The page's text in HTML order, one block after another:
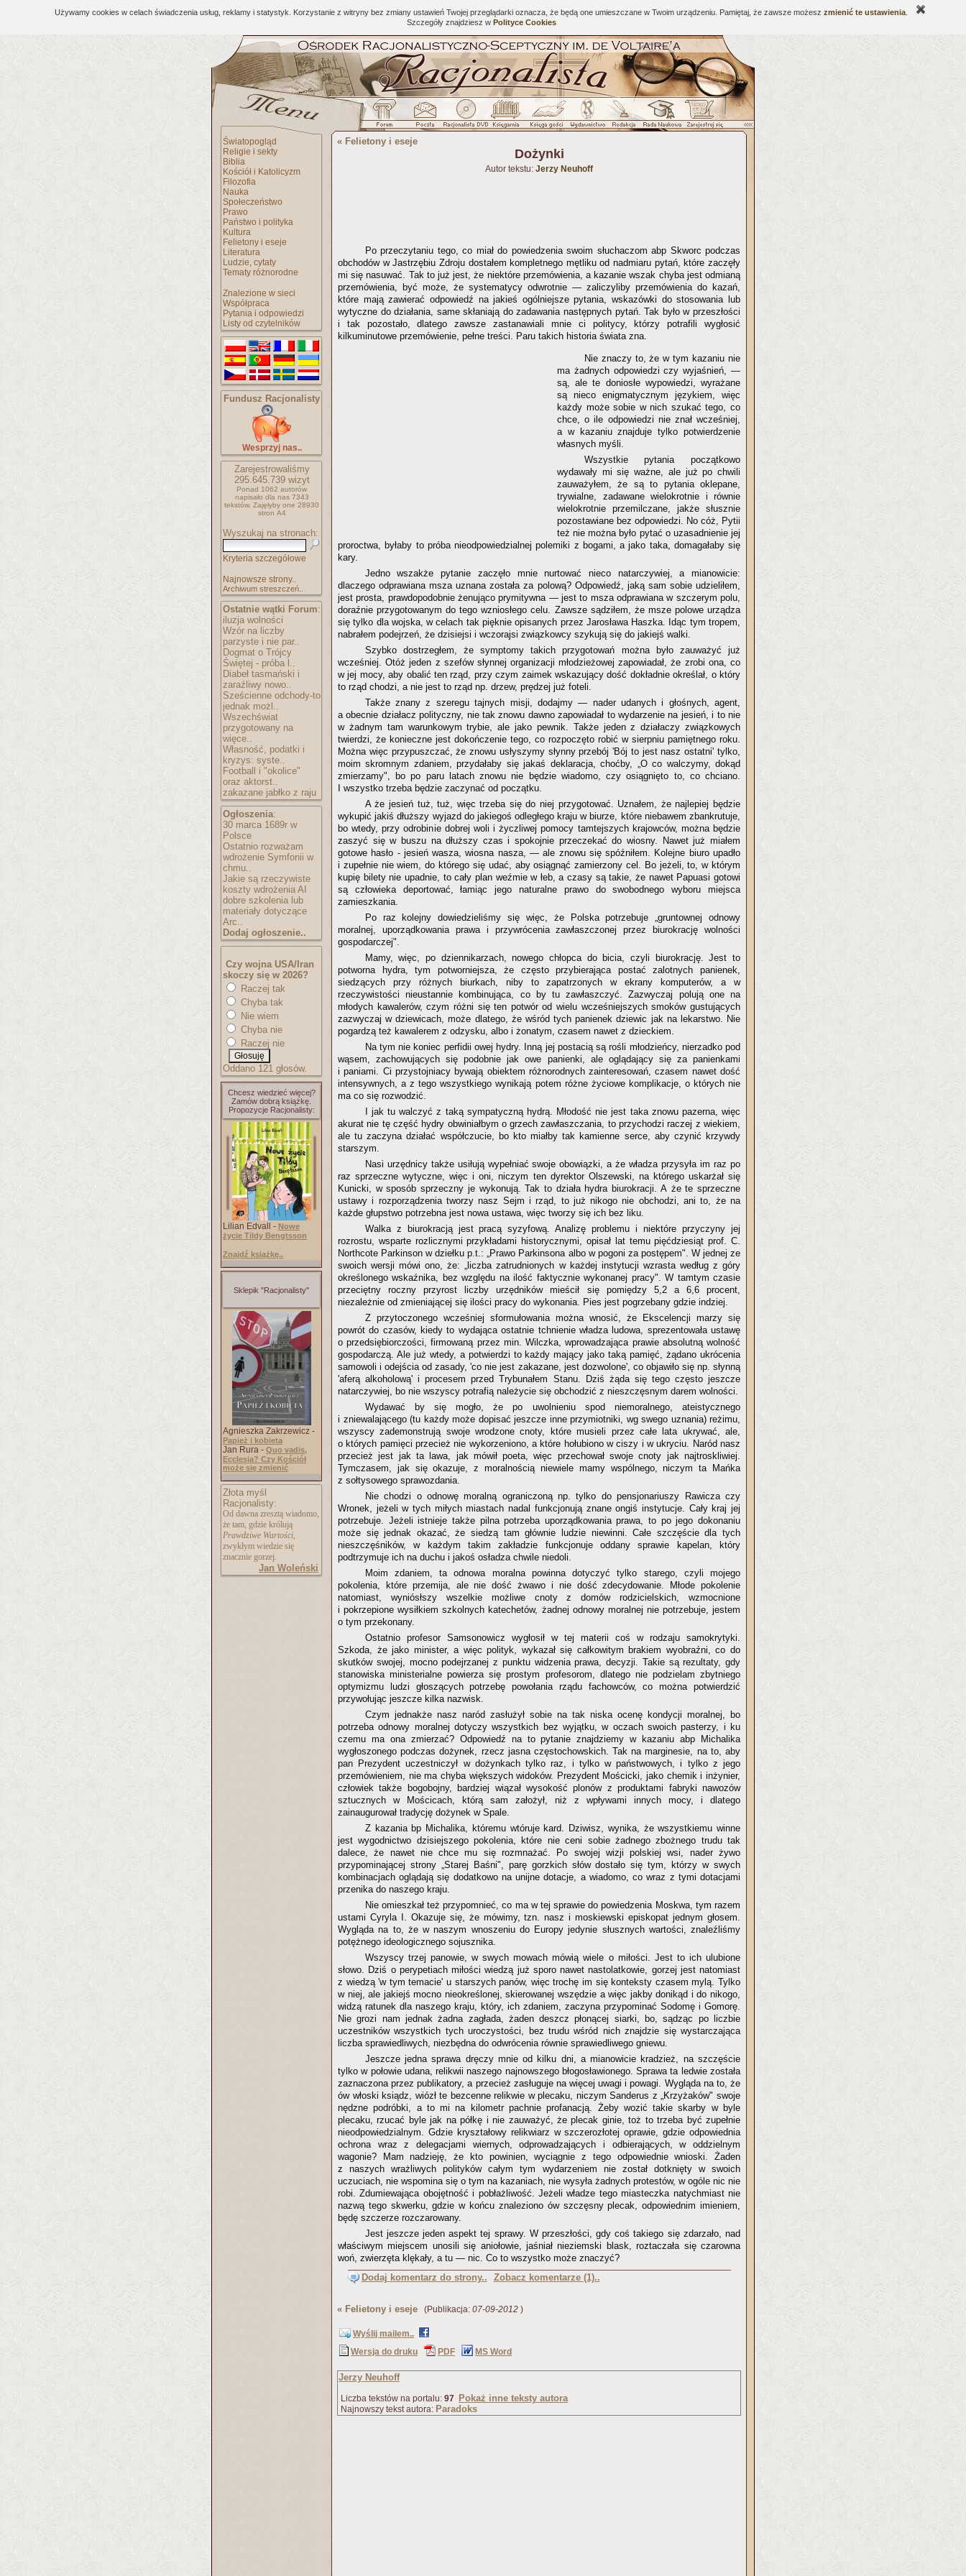
Używamy cookies w celach świadczenia usług, reklamy i statystyk. Korzystanie z witryny bez zmiany ustawień Twojej przeglądarki oznacza, że będą one umieszczane w Twoim urządzeniu. Pamiętaj, że zawsze możesz zmienić te ustawienia
Szczegóły znajdziesz w Polityce Cookies
Światopogląd
Religie i sekty
Biblia
Kościół i Katolicyzm
Filozofia
Nauka
Społeczeństwo
Prawo
Państwo i polityka
Kultura
Felietony i eseje
Literatura
Ludzie, cytaty
Tematy różnorodne
Znalezione w sieci
Współpraca
Pytania i odpowiedzi
Listy od czytelników
Fundusz Racjonalisty
Wesprzyj nas..
Zarejestrowaliśmy
295.645.739wizyt
Ponad 1062 autorów
napisało dla nas 7343
tekstów. Zajęłyby one 28930
stron A4
Wyszukaj na stronach:
Kryteria szczegółowe
Najnowsze strony..
Archiwum streszczeń..
Ostatnie wątki Forum:
iluzja wolności
Wzór na liczby
parzyste i nie par..
Dogmat o Trójcy
Świętej - próba l..
Diabeł tasmański i
zaraźliwy nowo..
Sześcienne odchody-to
jednak możl..
Wszechświat
przygotowany na
więce..
Własność, podatki i
kryzys: syste..
Football i "okolice"
oraz aktorst..
zakazane jabłko z raju
Ogłoszenia:
30 marca 1689r w
Polsce
Ostatnio rozważam
wdrożenie Symfonii w
chmu..
Jakie są rzeczywiste
koszty wdrożenia AI
dobre szkolenia lub
materiały dotyczące
Arc..
Dodaj ogłoszenie..
Czy wojna USA/Iran
skoczy się w 2026?
Raczej tak
Chyba tak
Nie wiem
Chyba nie
Raczej nie
Oddano 121 głosów.
Chcesz wiedzieć więcej?
Zamów dobrą książkę.
Propozycje Racjonalisty:
Lilian Edvall - Nowe
życie Tildy Bengtsson
Znajdź książkę..
Sklepik "Racjonalisty"
Agnieszka Zakrzewicz -
Papież i kobieta
Jan Rura - Quo vadis,
Ecclesia? Czy Kościół
może się zmienić
Złota myśl
Racjonalisty:
Od dawna zresztą wiadomo,
że tam, gdzie królują
Prawdziwe Wartości,
zwykłym wiedzie się
znacznie gorzej.
Jan Woleński
« Felietony i eseje
Dożynki
Autor tekstu: Jerzy Neuhoff
Po przeczytaniu tego, co miał do powiedzenia swoim słuchaczom abp Skworc podczas
obchodów w Jastrzębiu Zdroju dostałem kompletnego mętliku od nadmiaru pytań, które zaczęły
mi się nasuwać. Tak to już jest, że niektóre przemówienia, a kazanie wszak chyba jest odmianą
przemówienia, być może, że systematycy odwrotnie — zaliczyliby przemówienia do kazań,
które mają zawierać odpowiedź na jakieś ogólniejsze pytania, wskazówki do stosowania lub
wytyczne do działania, same skłaniają do zadawania następnych pytań. Tak było w przeszłości
i tak pozostało, dlatego zawsze zastanawiali mnie ci politycy, którzy potrafili wygłosić
kilkuminutowe przemówienie, pełne treści. Paru takich historia świata zna.
Nie znaczy to, że w tym kazaniu nie
ma żadnych odpowiedzi czy wyjaśnień, —
są, ale te doniosłe wypowiedzi, wyrażane
są nieco enigmatycznym językiem, więc
każdy może sobie w nich szukać tego, co
chce, o ile odpowiedzi nie znał wcześniej,
a w kazaniu znajduje tylko potwierdzenie
własnych myśli.
Wszystkie pytania początkowo
wydawały mi się ważne, ale już po chwili
zauważyłem, że są to pytania oklepane,
trywialne, zadawane wielokrotnie i równie
wielokrotnie przemilczane, jakże słusznie
pozostawiane bez odpowiedzi. No cóż, Pytii
też nie można było pytać o uzasadnienie jej
proroctwa, byłaby to próba nieodpowiedzialnej polemiki z bogami, a jako taka, domagałaby się
kary.
Jedno wszakże pytanie zaczęło mnie nurtować nieco natarczywiej, a mianowicie:
dlaczego odprawiana msza uznana została za polową? Odpowiedź, jaką sam sobie udzieliłem,
jest prosta, prawdopodobnie żenująco prymitywna — jest to msza odprawiana w szczerym polu,
doraźnie przygotowanym do tego wzniosłego celu. Zawsze sądziłem, że msze polowe urządza
się tylko dla wojska, w celach tak pięknie opisanych przez Jarosława Haszka. Idąc tym tropem,
nabrałem podejrzeń, że dzisiejsi i wczorajsi związkowcy szykują się do jakiejś walki.
Szybko dostrzegłem, że symptomy takich przygotowań można było zauważyć już
wcześniej. Otóż jeden z szefów słynnej organizacji młodzieżowej zapowiadał, że zrobi ona, co
w jej mocy, aby obalić ten rząd, przy czym zaimek wskazujący dość dokładnie określał, o który
to rząd chodzi, a nie jest to rząd np. drzew, prędzej już foteli.
Także znany z szeregu tajnych misji, dodajmy — nader udanych i głośnych, agent,
a obecnie działacz polityczny, nie tak znowu dawno zapowiadał to wydarzenie na jesień, i to nie
w żadnym tam warunkowym trybie, ale jako pewnik. Także jeden z działaczy związkowych
twierdzi, że konieczne jest dokończenie tego, co rozpoczęto robić w sierpniu pamiętnego roku.
Można więc przypuszczać, że znowu usłyszymy słynny przebój 'Bój to jest nasz ostatni' tylko,
moim skromnym zdaniem, przydałaby się jakaś deklaracja, choćby, „O co walczymy, dokąd
zmierzamy", bo po paru latach znowu nie będzie wiadomo, czy osiągnięto to, co chciano.
I wszystko trzeba będzie zaczynać od początku.
A że jesień tuż, tuż, więc trzeba się do niej przygotować. Uznałem, że najlepiej będzie
wykupić jakiś dłuższy wyjazd do jakiegoś odległego kraju w biurze, które niebawem zbankrutuje,
bo wtedy, przy odrobinie dobrej woli i życzliwej pomocy tamtejszych krajowców, można będzie
zaszyć się w buszu na dłuższy czas i spokojnie przeczekać do wiosny. Nawet już miałem
gotowe hasło - jesień wasza, wiosna nasza, — ale znowu się spóźniłem. Kolejne biuro upadło
i zupełnie nie wiem, do którego się udać, aby osiągnąć zamierzony cel. Bo jeżeli, to, w którym
kupię bilety nie upadnie, to cały plan weźmie w łeb, a czasy są takie, że nawet Papuasi gotowi
są człowieka deportować, łamiąc jego naturalne prawo do swobodnego wyboru miejsca
zamieszkania.
Po raz kolejny dowiedzieliśmy się więc, że Polska potrzebuje „gruntownej odnowy
moralnej, uporządkowania prawa i przywrócenia zawłaszczonej przez biurokrację wolności
gospodarczej".
Mamy, więc, po dziennikarzach, nowego chłopca do bicia, czyli biurokrację. Jest to
potworna hydra, tym potworniejsza, że często przybierająca postać zalotnych panienek,
siedzących przy różnych biurkach, niby to zapatrzonych w ekrany komputerów, a w
rzeczywistości nieustannie kombinująca, co by tu zawłaszczyć. Zazwyczaj polują one na
młodych kawalerów, czym różni się ten potwór od wielu wcześniejszych smoków gustujących
zazwyczaj w dziewicach, może dlatego, że wśród tych panienek dziewic jak na lekarstwo. Nie
pogardzą też kawalerem z odzysku, albo i żonatym, czasem nawet z dzieckiem.
Na tym nie koniec perfidii owej hydry. Inną jej postacią są rośli młodzieńcy, nierzadko pod
wąsem, zachowujących się podobnie jak owe panienki, ale oglądający się za panienkami
i paniami. Ci przystojniacy bywają obiektem różnorodnych zainteresowań, czasem nawet dość
intensywnych, a z tego wszystkiego wynikają potem różne życiowe komplikacje, o których nie
ma co się rozwodzić.
I jak tu walczyć z taką sympatyczną hydrą. Młodość nie jest taka znowu pazerna, więc
akurat nie tę część hydry obwiniałbym o grzech zawłaszczania, to przychodzi raczej z wiekiem,
ale tu zaczyna działać współczucie, bo kto miałby tak kamienne serce, aby czynić krzywdy
starszym.
Nasi urzędnicy także usiłują wypełniać swoje obowiązki, a że władza przysyła im raz po
raz sprzeczne wytyczne, więc i oni, niczym ten dyrektor Olszewski, na którego uskarżał się
Kunicki, w sposób sprzeczny je wykonują. Tak to działa hydra biurokracji. A że te sprzeczne
ustawy i rozporządzenia tworzy nasz Sejm i rząd, to już nikogo nie obchodzi, ani to, że na
każde głupstwo potrzebna jest nowa ustawa, więc tworzy się ich bez liku.
Walka z biurokracją jest pracą syzyfową. Analizę problemu i niektóre przyczyny jej
rozrostu, wsparte rozlicznymi przykładami historycznymi, opisał lat temu pięćdziesiąt prof. C.
Northcote Parkinson w dziełku p.t.: „Prawo Parkinsona albo w pogoni za postępem". W jednej ze
swoich wersji mówi ono, że: „liczba zatrudnionych w każdej instytucji wzrasta według z góry
określonego wskaźnika, bez względu na ilość faktycznie wykonanej pracy". W tamtym czasie
przeciętny roczny przyrost liczby urzędników mieścił się pomiędzy 5,2 a6,6 procent,
niezależnie od zmieniającej się ilości pracy do wykonania. Pies jest pogrzebany gdzie indziej.
Z przytoczonego wcześniej sformułowania można wnosić, że Ekscelencji marzy się
powrót do czasów, kiedy to wydająca ostatnie tchnienie władza ludowa, sprezentowała ustawę
o przedsiębiorczości, firmowaną przez min. Wilczka, wprowadzająca prawie absolutną wolność
gospodarczą. Ale już wtedy, a potwierdzi to każdy mający jako taką pamięć, żądano ukrócenia
samowoli i odejścia od zasady, 'co nie jest zakazane, jest dozwolone', co objawiło się np. słynną
'aferą alkoholową' i procesem przed Trybunałem Stanu. Dziś żąda się tego często jeszcze
natarczywiej, bo nie wszyscy potrafią należycie się obchodzić z nieszczęsnym darem wolności.
Wydawać by się mogło, że po uwolnieniu spod niemoralnego, ateistycznego
i zniewalającego (tu każdy może dopisać jeszcze inne przymiotniki, wg swego uznania) reżimu,
wszyscy zademonstrują swoje wrodzone cnoty, które musieli przez całe lata ukrywać, ale,
o których pamięci przecież nie wykorzeniono, a które hołubiono w ciszy i w ukryciu. Naród nasz
przecież jest jak ta lawa, jak mówił poeta, więc przechował swoje cnoty jak najtroskliwiej.
Tymczasem, jak się okazuje, z moralnością niewiele mamy wspólnego, niczym ta Mańka
z sołtysowego sprawozdania.
Nie chodzi o odnowę moralną ograniczoną np. tylko do pensjonariuszy Rawicza czy
Wronek, jeżeli w tych miłych miastach nadal funkcjonują znane ongiś instytucje. Cały kraj jej
potrzebuje. Jeżeli istnieje także pilna potrzeba uporządkowania prawa, to po jego dokonaniu
może się jednak okazać, że siedzą tam głównie ludzie niewinni. Całe szczęście dla tych
nieszczęśników, w każdym takim zakładzie funkcjonuje oddany sprawie kapelan, który
podtrzymuje ich na duchu i jakoś osładza chwile niedoli.
Moim zdaniem, ta odnowa moralna powinna dotyczyć tylko starego, czyli mojego
pokolenia, które przemija, ale nie dość żwawo i nie dość zdecydowanie. Młode pokolenie
natomiast, wyniósłszy wszelkie możliwe cnoty z domów rodzicielskich, wzmocnione
i pokrzepione wysiłkiem szkolnych katechetów, żadnej odnowy moralnej nie potrzebuje, jestem
o tym przekonany.
Ostatnio profesor Samsonowicz wygłosił w tej materii coś w rodzaju samokrytyki.
Szkoda, że jako minister, a więc polityk, wykazał się całkowitym brakiem wyobraźni, co do
skutków swojej, mocno podejrzanej z punktu widzenia prawa, decyzji. Takie są rezultaty, gdy
stanowiska ministerialne powierza się prostym profesorom, dlatego nie podzielam zbytniego
optymizmu ludzi głoszących potrzebę powołania rządu fachowców, co można potwierdzić
przywołując jeszcze kilka nazwisk.
Czym jednakże nasz naród zasłużył sobie na tak niska ocenę kondycji moralnej, bo
potrzeba odnowy moralnej dotyczy wszystkich bez wyjątku, w oczach swoich pasterzy, i ku
czemu ma ona zmierzać? Odpowiedź na to pytanie znajdziemy w kazaniu abp Michalika
wygłoszonego podczas dożynek, rzecz jasna częstochowskich. Tak na marginesie, na to, aby
pan Prezydent uczestniczył w dożynkach tylko raz, i tylko w państwowych, i tylko z jego
przemówieniem, nie ma chyba większych widoków. Prezydent Mościcki, jako chemik i inżynier,
człowiek także bogobojny, bardziej wiązał wysokość plonów z produktami fabryki nawozów
sztucznych w Mościcach, którą sam założył, niż z wpływami innych mocy, i dlatego
zainaugurował tradycję dożynek w Spale.
Z kazania bp Michalika, któremu wtóruje kard. Dziwisz, wynika, że wszystkiemu winne
jest wygodnictwo dzisiejszego pokolenia, które nie ceni sobie żadnego zbożnego trudu tak
dalece, że nawet nie chce mu się rozmnażać. Po swojej wizji polskiej wsi, nader żywo
przypominającej strony „Starej Baśni", parę gorzkich słów dostało się tym, którzy w swych
kombinacjach oglądają się dodatkowo na unijne dotacje, a wiadomo, co wraz z tymi dotacjami
przenika do naszego kraju.
Nie omieszkał też przypomnieć, co ma w tej sprawie do powiedzenia Moskwa, tym razem
ustami Cyryla I. Okazuje się, że mówimy, tzn. nasz i moskiewski episkopat jednym głosem.
Wygląda na to, że w naszym wnoszeniu do Europy jedynie słusznych wartości, znaleźliśmy
potężnego ideologicznego sojusznika.
Wszyscy trzej panowie, w swych mowach mówią wiele o miłości. Jest to ich ulubione
słowo. Dziś o perypetiach miłości wiedzą już sporo nawet nastolatkowie, gorzej jest natomiast
z wiedzą 'w tym temacie' u starszych panów, więc trochę im się konteksty czasem mylą. Tylko
w niej, ale jakiejś mocno nieokreślonej, skierowanej wszędzie a więc jakby donikąd i do nikogo,
widzą ratunek dla naszego kraju, który, ich zdaniem, zaczyna przypominać Sodomę i Gomorę.
Nie grozi nam jednak żadna zagłada, żaden deszcz płonącej siarki, bo, sądząc po liczbie
uczestników wszystkich tych uroczystości, bez trudu wśród nich znajdzie się wystarczająca
liczba sprawiedliwych, niezbędna do odwrócenia równie sprawiedliwego gniewu.
Jeszcze jedna sprawa dręczy mnie od kilku dni, a mianowicie kradzież, na szczęście
tylko w połowie udana, relikwii naszego najnowszego błogosławionego. Sprawa ta ledwie została
zaznaczona przez publikatory, a przecież zasługuje na więcej uwagi i powagi. Wygląda na to, że
ów włoski ksiądz, wiózł te bezcenne relikwie w plecaku, niczym Sanderus z „Krzyżaków" swoje
nędzne podróbki, a to mi na kilometr pachnie profanacją. Żeby wozić takie skarby w byle
plecaku, rzucać byle jak na półkę i nie zauważyć, że plecak ginie, toż to trzeba być zupełnie
nieodpowiedzialnym. Gdzie kryształowy relikwiarz w szczerozłotej oprawie, gdzie odpowiednia
ochrona wraz z delegacjami wiernych, odprowadzających i odbierających, w oddzielnym
wagonie? Mam nadzieję, że kto powinien, wyciągnie z tego odpowiednie wnioski. Żaden
z naszych wrażliwych polityków całym tym wydarzeniem nie został dotknięty w swoich
uczuciach, nie wspomina się o tym na kazaniach, nie wysyła żadnych protestów, w ogóle nic nie
robi. Zdumiewająca obojętność i pobłażliwość. Jeżeli władze tego miasteczka natychmiast nie
nazwą tego skwerku, gdzie w końcu znaleziono ów szczęsny plecak, odpowiednim imieniem,
będę szczerze rozczarowany.
Jest jeszcze jeden aspekt tej sprawy. W przeszłości, gdy coś takiego się zdarzało, nad
właściwym miejscem unosili się aniołowie, jaśniał nieziemski blask, roztaczała się czarowna
woń, zwierzęta klękały, a tu — nic. Co to wszystko może znaczyć?
Dodaj komentarz do strony..
Zobacz komentarze (1)..
« Felietony i eseje (Publikacja: 07-09-2012 )
Wyślij mailem..
Wersja do druku
PDF MS Word
Jerzy Neuhoff
Liczba tekstów na portalu: 97 Pokaż inne teksty autora
Najnowszy tekst autora: Paradoks